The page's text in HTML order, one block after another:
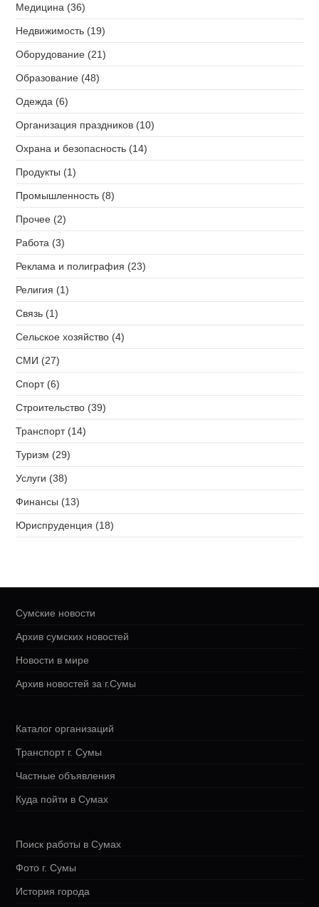
Медицина (36)
Недвижимость (19)
Оборудование (21)
Образование (48)
Одежда (6)
Организация праздников (10)
Охрана и безопасность (14)
Продукты (1)
Промышленность (8)
Прочее (2)
Работа (3)
Реклама и полиграфия (23)
Религия (1)
Связь (1)
Сельское хозяйство (4)
СМИ (27)
Спорт (6)
Строительство (39)
Транспорт (14)
Туризм (29)
Услуги (38)
Финансы (13)
Юриспруденция (18)
Сумские новости
Архив сумских новостей
Новости в мире
Архив новостей за г.Сумы
Каталог организаций
Транспорт г. Сумы
Частные объявления
Куда пойти в Сумах
Поиск работы в Сумах
Фото г. Сумы
История города